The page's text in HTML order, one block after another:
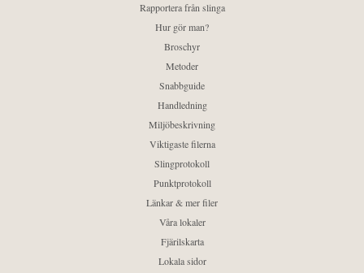
Rapportera från slinga
Hur gör man?
Broschyr
Metoder
Snabbguide
Handledning
Miljöbeskrivning
Viktigaste filerna
Slingprotokoll
Punktprotokoll
Länkar & mer filer
Våra lokaler
Fjärilskarta
Lokala sidor